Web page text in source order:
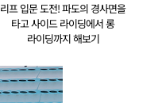
리프 입문 도전! 파도의 경사면을
타고 사이드 라이딩에서 롱
라이딩까지 해보기